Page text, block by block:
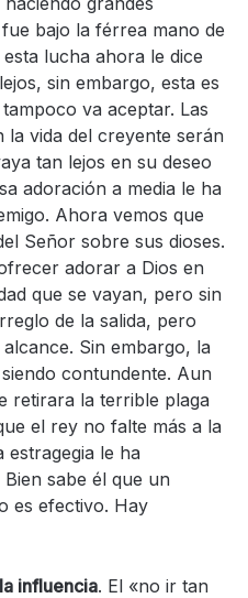
bajo la férrea mano de
lucha ahora le dice
sin embargo, esta es
va aceptar. Las
la vida del creyente serán
tan lejos en su deseo
adoración a media le ha
Ahora vemos que
Señor sobre sus dioses.
adorar a Dios en
que se vayan, pero sin
de la salida, pero
Sin embargo, la
contundente. Aun
retirara la terrible plaga
el rey no falte más a la
estragegia le ha
sabe él que un
es efectivo. Hay
influencia. El «no ir tan